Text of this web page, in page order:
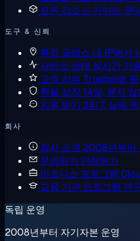
모든 리소스 가이드, 문
도구 & 신뢰
룩킹 글래스 내 IP에서
서비스 상태 실시간 가
고객 리뷰 Trustpilot
환불 보장14일, 묻지 않
지원 받기 24/7, 실제
회사
회사 소개 2008년부터
문의하기 연락하기
비즈니스 프로그램
교육 기관 프로그램 연
독립 운영
2008년부터 자기자본 운영